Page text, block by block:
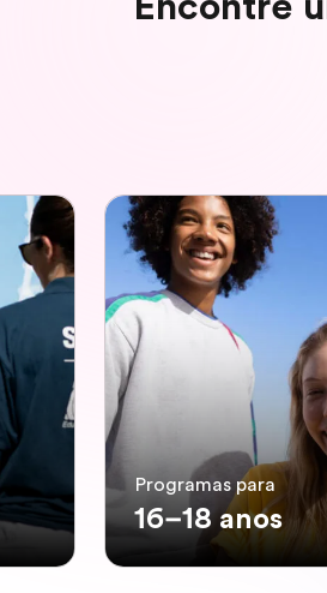
Programas para
16–18 anos